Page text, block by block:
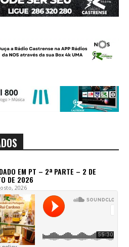
EM PT – 2ª PARTE – 2 DE
DE 2026
2026